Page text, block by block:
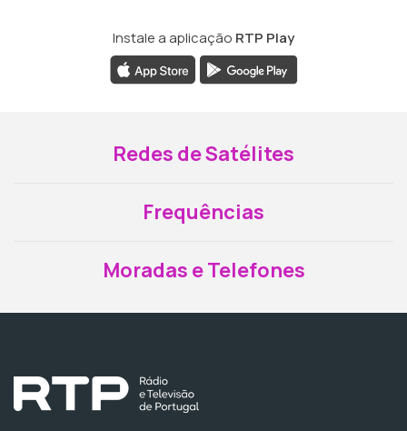
Instale a aplicação RTP Play
Redes de Satélites
Frequências
Moradas e Telefones